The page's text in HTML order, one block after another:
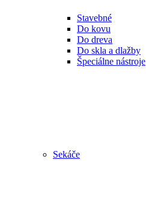
Stavebné
Do kovu
Do dreva
Do skla a dlažby
Špeciálne nástroje
Sekáče